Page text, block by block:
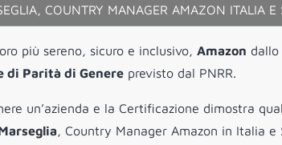
COUNTRY MANAGER AMAZON ITALIA E
più sereno, sicuro e inclusivo, Amazon dallo
di Parità di Genere previsto dal PNRR.
un’azienda e la Certificazione dimostra
, Country Manager Amazon in Italia e